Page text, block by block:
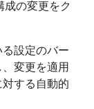
成の変更をク
設定のバー
変更を適用
する自動的